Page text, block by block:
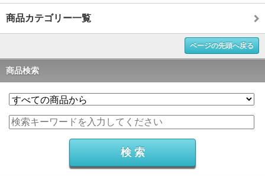
商品カテゴリー一覧
ページの先頭へ戻る
商品検索